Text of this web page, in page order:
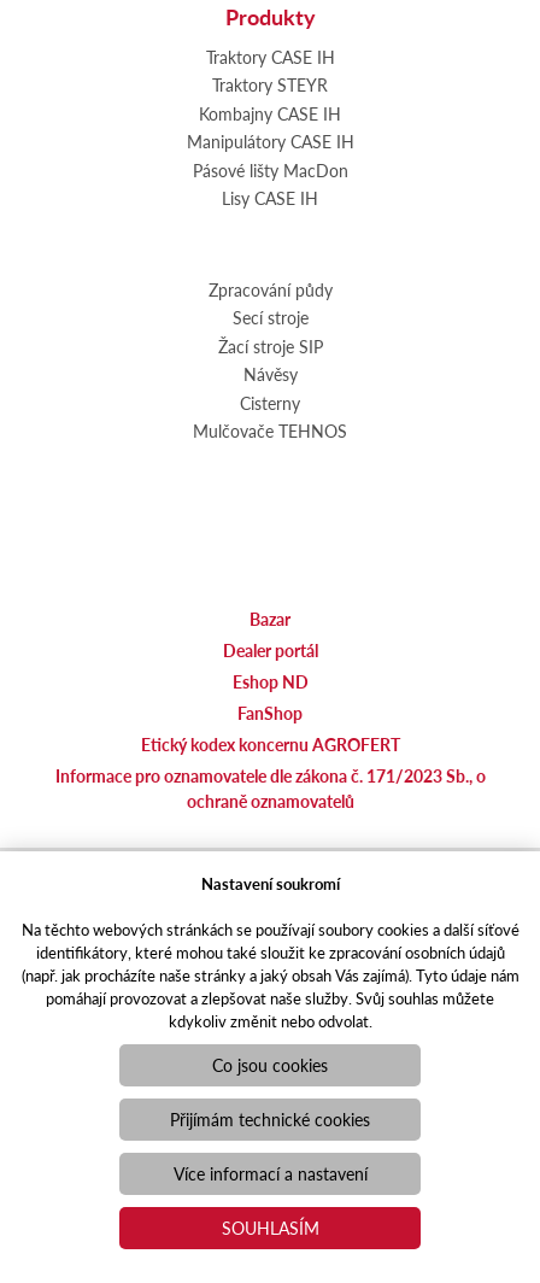
Produkty
Traktory CASE IH
Traktory STEYR
Kombajny CASE IH
Manipulátory CASE IH
Pásové lišty MacDon
Lisy CASE IH
Zpracování půdy
Secí stroje
Žací stroje SIP
Návěsy
Cisterny
Mulčovače TEHNOS
Bazar
Dealer portál
Eshop ND
FanShop
Etický kodex koncernu AGROFERT
Informace pro oznamovatele dle zákona č. 171/2023 Sb., o
ochraně oznamovatelů
Responzivní webPuxdesign | agrics.cz © 2021
Toto jsou internetové stránky společnosti AGRI CS a. s., se sídlem
v Hustopečích, Hybešova 14, PSČ 69301, IČO 26243334,
zapsané v OR vedeném Krajským soudem v Brně, oddíl B, vložka
3582. Společnost AGRI CS a.s. je členem koncernu AGROFERT
řízeného společností AGROFERT, a.s., IČO 26185610, se sídlem
na adrese Pyšelská 2327/2, Chodov, 149 00 Praha 4.
agrotec.cz
portal.caseklub.cz
shop.agrics.cz
traktorbazar.cz
eshop.agrics.cz/cs
a-finance.cz
Nastavení soukromí
Na těchto webových stránkách se používají soubory cookies a další síťové
identifikátory, které mohou také sloužit ke zpracování osobních údajů
(např. jak procházíte naše stránky a jaký obsah Vás zajímá). Tyto údaje nám
pomáhají provozovat a zlepšovat naše služby. Svůj souhlas můžete
kdykoliv změnit nebo odvolat.
Co jsou cookies
Přijímám technické cookies
Více informací a nastavení
SOUHLASÍM